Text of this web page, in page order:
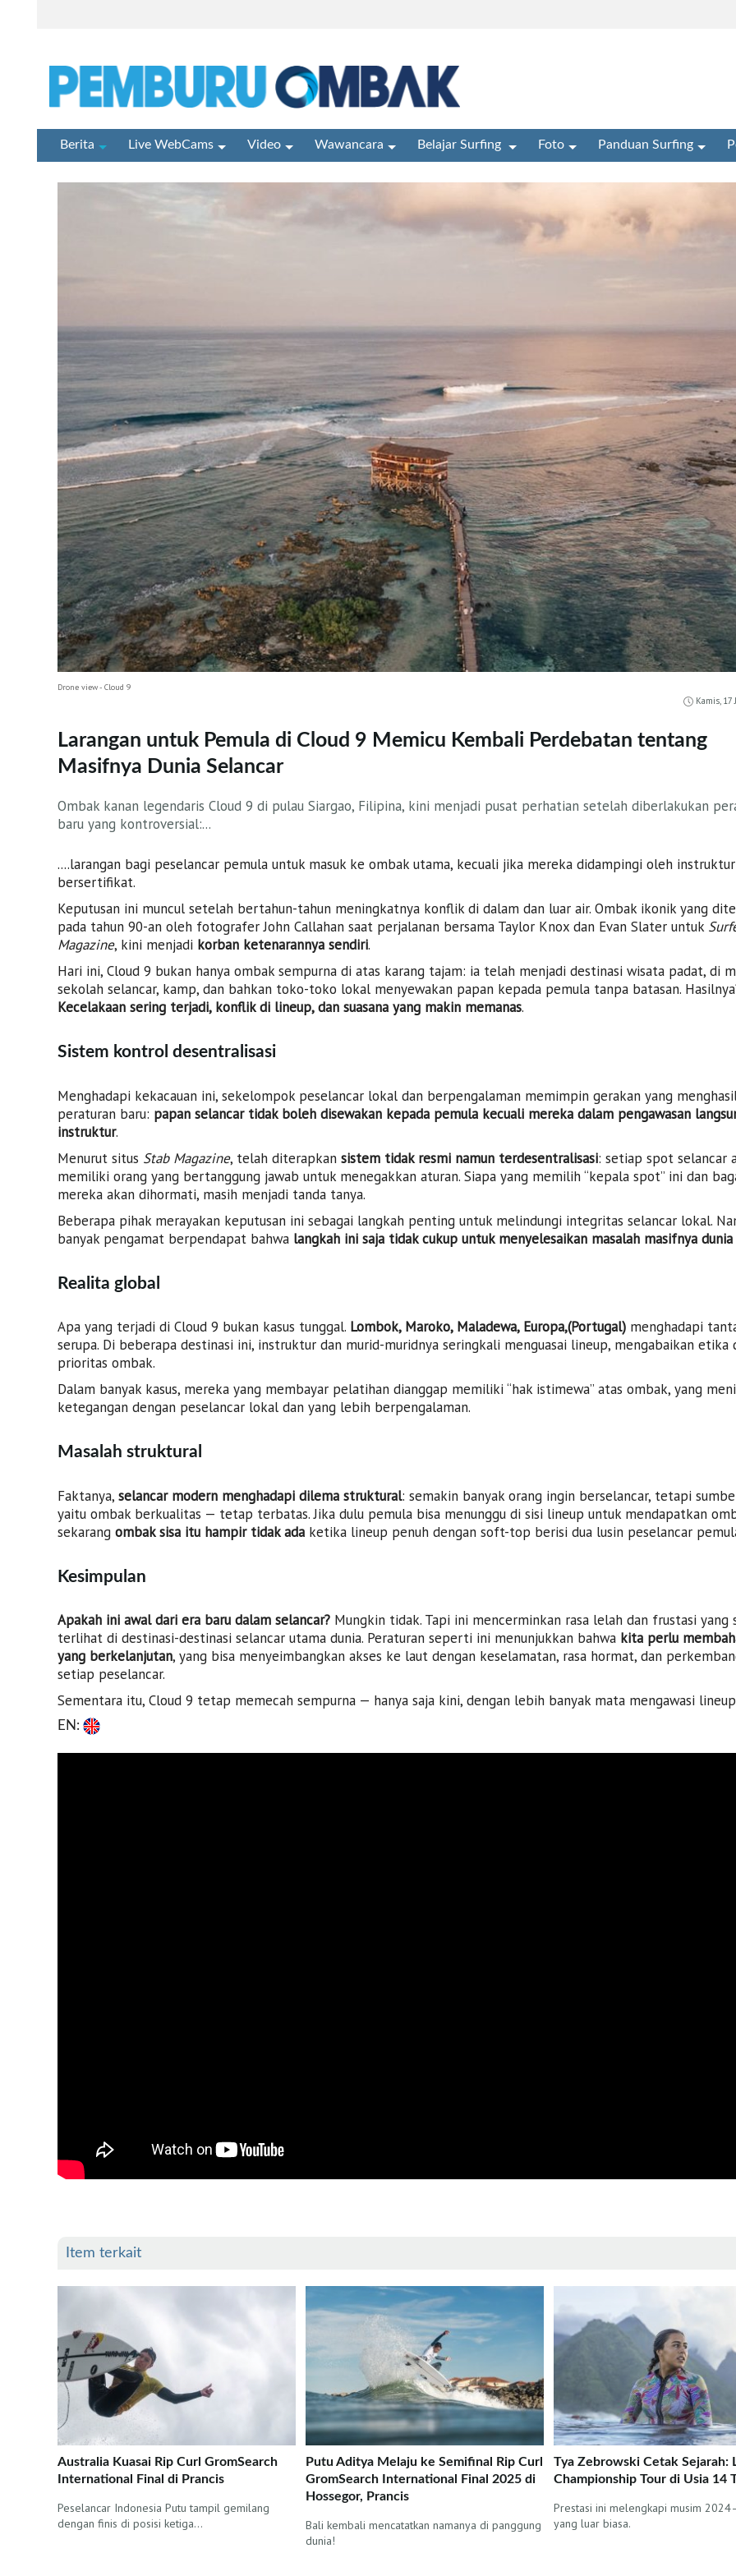
Berita Live WebCams Video Wawancara Belajar Surfing Foto Panduan Surfing
Drone view - Cloud 9
Kamis, 17
Larangan untuk Pemula di Cloud 9 Memicu Kembali Perdebatan tentang
Masifnya Dunia Selancar
Ombak kanan legendaris Cloud 9 di pulau Siargao, Filipina, kini menjadi pusat perhatian setelah diberlakukan
baru yang kontroversial:...
....larangan bagi peselancar pemula untuk masuk ke ombak utama, kecuali jika mereka didampingi oleh instruktur
bersertifikat.
Keputusan ini muncul setelah bertahun-tahun meningkatnya konflik di dalam dan luar air. Ombak ikonik yang
pada tahun 90-an oleh fotografer John Callahan saat perjalanan bersama Taylor Knox dan Evan Slater untuk
Magazine, kini menjadi korban ketenarannya sendiri.
Hari ini, Cloud 9 bukan hanya ombak sempurna di atas karang tajam: ia telah menjadi destinasi wisata padat, di
sekolah selancar, kamp, dan bahkan toko-toko lokal menyewakan papan kepada pemula tanpa batasan.
Kecelakaan sering terjadi, konflik di lineup, dan suasana yang makin memanas.
Sistem kontrol desentralisasi
Menghadapi kekacauan ini, sekelompok peselancar lokal dan berpengalaman memimpin gerakan yang
peraturan baru: papan selancar tidak boleh disewakan kepada pemula kecuali mereka dalam pengawasan
instruktur.
Menurut situs Stab Magazine, telah diterapkan sistem tidak resmi namun terdesentralisasi: setiap spot selancar
memiliki orang yang bertanggung jawab untuk menegakkan aturan. Siapa yang memilih “kepala spot” ini dan
mereka akan dihormati, masih menjadi tanda tanya.
Beberapa pihak merayakan keputusan ini sebagai langkah penting untuk melindungi integritas selancar lokal.
banyak pengamat berpendapat bahwa langkah ini saja tidak cukup untuk menyelesaikan masalah masifnya dunia
Realita global
Apa yang terjadi di Cloud 9 bukan kasus tunggal. Lombok, Maroko, Maladewa, Europa,(Portugal)menghadapi
serupa. Di beberapa destinasi ini, instruktur dan murid-muridnya seringkali menguasai lineup, mengabaikan etika
prioritas ombak.
Dalam banyak kasus, mereka yang membayar pelatihan dianggap memiliki “hak istimewa” atas ombak, yang
ketegangan dengan peselancar lokal dan yang lebih berpengalaman.
Masalah struktural
Faktanya, selancar modern menghadapi dilema struktural: semakin banyak orang ingin berselancar, tetapi
yaitu ombak berkualitas — tetap terbatas. Jika dulu pemula bisa menunggu di sisi lineup untuk mendapatkan
sekarang ombak sisa itu hampir tidak adaketika lineup penuh dengan soft-top berisi dua lusin peselancar
Kesimpulan
Apakah ini awal dari era baru dalam selancar?Mungkin tidak. Tapi ini mencerminkan rasa lelah dan frustasi yang
terlihat di destinasi-destinasi selancar utama dunia. Peraturan seperti ini menunjukkan bahwa kita perlu
yang berkelanjutan, yang bisa menyeimbangkan akses ke laut dengan keselamatan, rasa hormat, dan
setiap peselancar.
Sementara itu, Cloud 9 tetap memecah sempurna — hanya saja kini, dengan lebih banyak mata mengawasi
EN:
Item terkait
Australia Kuasai Rip Curl GromSearch
International Final di Prancis
Peselancar Indonesia Putu tampil gemilang
dengan finis di posisi ketiga…
Putu Aditya Melaju ke Semifinal Rip Curl
GromSearch International Final 2025 di
Hossegor, Prancis
Bali kembali mencatatkan namanya di panggung
dunia!
Tya Zebrowski Cetak Sejarah:
Championship Tour di Usia 14
Prestasi ini melengkapi musim
yang luar biasa.